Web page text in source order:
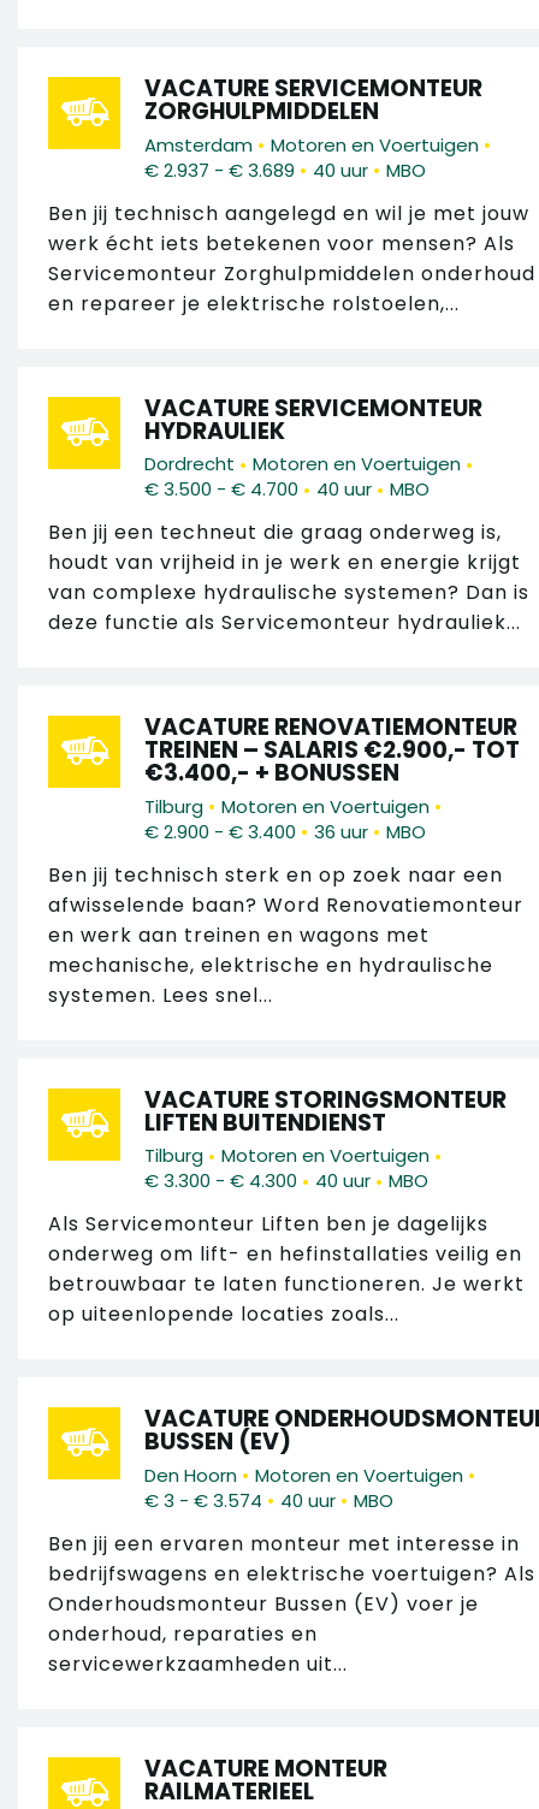
VACATURE SERVICEMONTEUR
ZORGHULPMIDDELEN
Amsterdam • Motoren en Voertuigen •
€ 2.937 - € 3.689 • 40 uur • MBO
Ben jij technisch aangelegd en wil je met jouw
werk écht iets betekenen voor mensen? Als
Servicemonteur Zorghulpmiddelen onderhoud
en repareer je elektrische rolstoelen,...
VACATURE SERVICEMONTEUR
HYDRAULIEK
Dordrecht • Motoren en Voertuigen •
€ 3.500 - € 4.700 • 40 uur • MBO
Ben jij een techneut die graag onderweg is,
houdt van vrijheid in je werk en energie krijgt
van complexe hydraulische systemen? Dan is
deze functie als Servicemonteur hydrauliek...
VACATURE RENOVATIEMONTEUR
TREINEN – SALARIS €2.900,- TOT
€3.400,- + BONUSSEN
Tilburg • Motoren en Voertuigen •
€ 2.900 - € 3.400 • 36 uur • MBO
Ben jij technisch sterk en op zoek naar een
afwisselende baan? Word Renovatiemonteur
en werk aan treinen en wagons met
mechanische, elektrische en hydraulische
systemen. Lees snel...
VACATURE STORINGSMONTEUR
LIFTEN BUITENDIENST
Tilburg • Motoren en Voertuigen •
€ 3.300 - € 4.300 • 40 uur • MBO
Als Servicemonteur Liften ben je dagelijks
onderweg om lift- en hefinstallaties veilig en
betrouwbaar te laten functioneren. Je werkt
op uiteenlopende locaties zoals...
VACATURE
BUSSEN (EV)
Den Hoorn • Motoren en Voertuigen •
€ 3 - € 3.574 • 40 uur • MBO
Ben jij een ervaren monteur met interesse in
bedrijfswagens en elektrische voertuigen? Als
Onderhoudsmonteur Bussen (EV) voer je
onderhoud, reparaties en
servicewerkzaamheden uit...
VACATURE MONTEUR
RAILMATERIEEL